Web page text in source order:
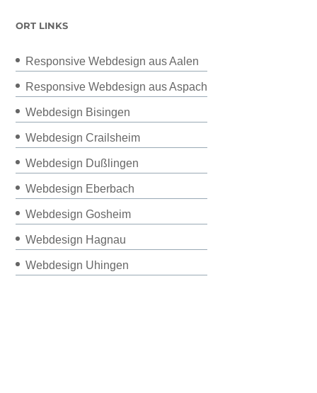
ORT LINKS
Responsive Webdesign aus Aalen
Responsive Webdesign aus Aspach
Webdesign Bisingen
Webdesign Crailsheim
Webdesign Dußlingen
Webdesign Eberbach
Webdesign Gosheim
Webdesign Hagnau
Webdesign Uhingen